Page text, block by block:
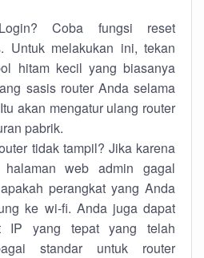
Coba fungsi reset
Untuk melakukan ini, tekan
hitam kecil yang biasanya
sasis router Anda selama
akan mengatur ulang router
pabrik.
tidak tampil? Jika karena
halaman web admin gagal
perangkat yang Anda
ke wi-fi. Anda juga dapat
IP yang tepat yang telah
standar untuk router